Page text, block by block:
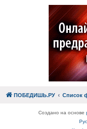
ПОБЕДИШЬ.РУ Список
Создано на основе